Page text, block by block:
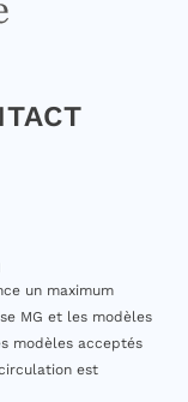
un maximum
MG et les modèles
modèles acceptés
est